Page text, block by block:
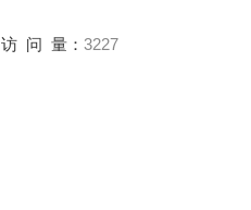
访 问 量： 3227